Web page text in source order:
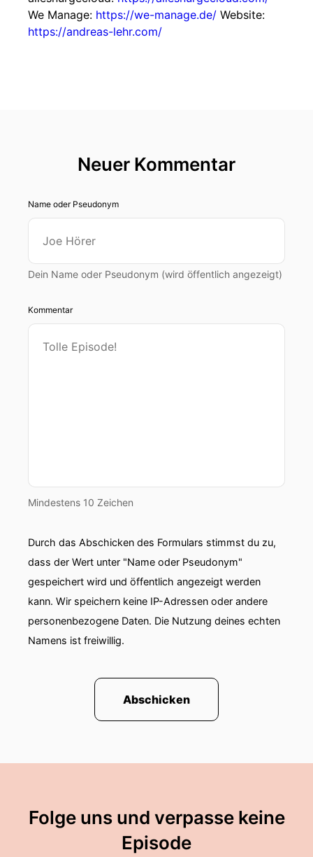
We Manage: https://we-manage.de/ Website:
https://andreas-lehr.com/
Neuer Kommentar
Name oder Pseudonym
Dein Name oder Pseudonym (wird öffentlich angezeigt)
Kommentar
Mindestens 10 Zeichen
Durch das Abschicken des Formulars stimmst du zu,
dass der Wert unter "Name oder Pseudonym"
gespeichert wird und öffentlich angezeigt werden
kann. Wir speichern keine IP-Adressen oder andere
personenbezogene Daten. Die Nutzung deines echten
Namens ist freiwillig.
Abschicken
Folge uns und verpasse keine
Episode